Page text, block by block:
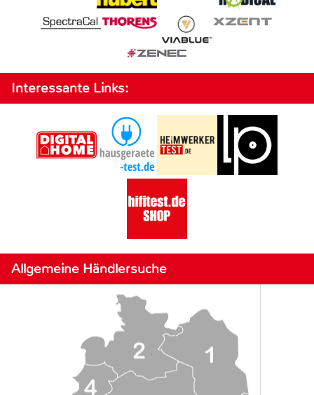
Interessante Links:
Allgemeine Händlersuche